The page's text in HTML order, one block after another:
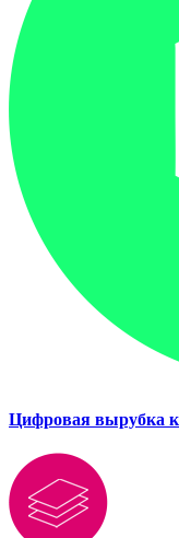
Цифровая вырубка